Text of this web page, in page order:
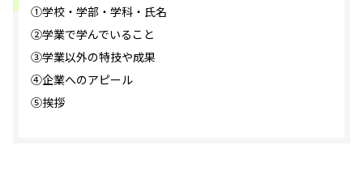
①学校・学部・学科・氏名
②学業で学んでいること
③学業以外の特技や成果
④企業へのアピール
⑤挨拶